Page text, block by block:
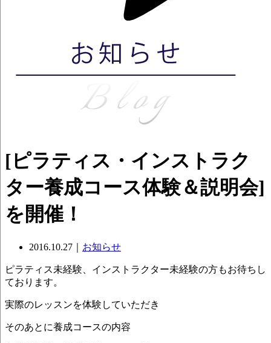
[ピラティス・インストラク
ター養成コース体験＆説明会]
を開催！
2016.10.27｜ お知らせ
ピラティス未経験、インストラクター未経験の方もお待ちし
ております。
実際のレッスンを体験していただき
そのあとに養成コースの内容